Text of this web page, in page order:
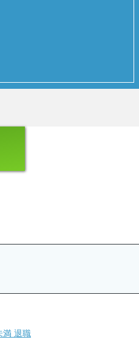
満 退職